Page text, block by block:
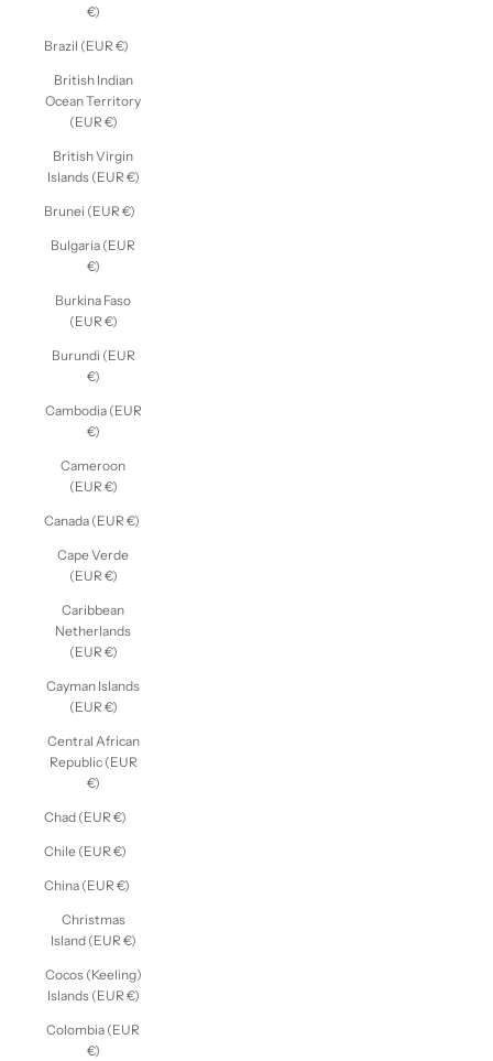
€)
Brazil (EUR €)
British Indian
Ocean Territory
(EUR €)
British Virgin
Islands (EUR €)
Brunei (EUR €)
Bulgaria (EUR
€)
Burkina Faso
(EUR €)
Burundi (EUR
€)
Cambodia (EUR
€)
Cameroon
(EUR €)
Canada (EUR €)
Cape Verde
(EUR €)
Caribbean
Netherlands
(EUR €)
Cayman Islands
(EUR €)
Central African
Republic (EUR
€)
Chad (EUR €)
Chile (EUR €)
China (EUR €)
Christmas
Island (EUR €)
Cocos (Keeling)
Islands (EUR €)
Colombia (EUR
€)